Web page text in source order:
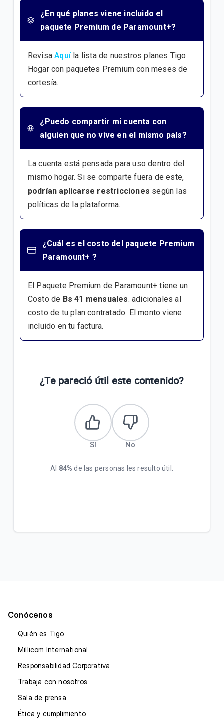
¿En qué planes viene incluido el
paquete Premium de Paramount+?
RevisaAquí la lista de nuestros planes Tigo
Hogar con paquetes Premium con meses de
cortesía.
¿Puedo compartir mi cuenta con
alguien que no vive en el mismo país?
La cuenta está pensada para uso dentro del
mismo hogar. Si se comparte fuera de este,
podrían aplicarse restricciones según las
políticas de la plataforma.
¿Cuál es el costo del paquete Premium
Paramount+ ?
El Paquete Premium de Paramount+ tiene un
Costo de Bs 41 mensuales. adicionales al
costo de tu plan contratado. El monto viene
incluido en tu factura.
¿Te pareció útil este contenido?
Sí No
Al 84% de las personas les resulto útil.
Conócenos
Quién es Tigo
Millicom International
Responsabilidad Corporativa
Trabaja con nosotros
Sala de prensa
Ética y cumplimiento